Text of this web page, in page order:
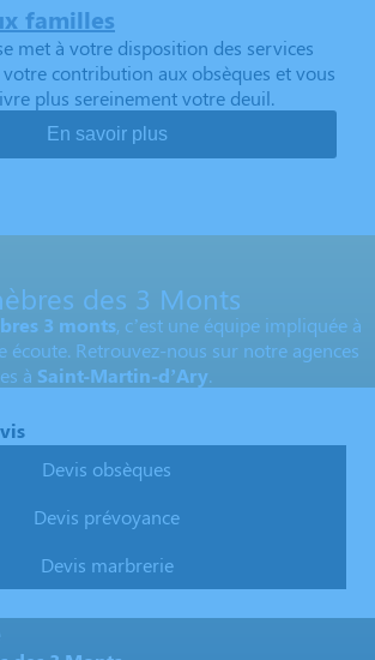
familles
met à votre disposition des services
contribution aux obsèques et vous
plus sereinement votre deuil.
En savoir plus
des 3 Monts
3 monts, c’est une équipe impliquée à
écoute. Retrouvez-nous sur notre agences
à Saint-Martin-d’Ary.
Devis obsèques
Devis prévoyance
Devis marbrerie